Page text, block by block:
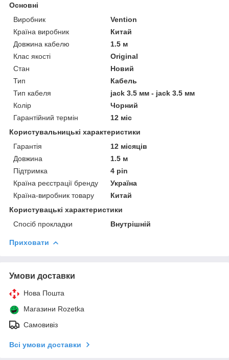
Основні
Виробник
Vention
Країна виробник
Китай
Довжина кабелю
1.5 м
Клас якості
Original
Стан
Новий
Тип
Кабель
Тип кабеля
jack 3.5 мм - jack 3.5 мм
Колір
Чорний
Гарантійний термін
12 міс
Користувальницькі характеристики
Гарантія
12 місяців
Довжина
1.5 м
Підтримка
4 pin
Країна реєстрації бренду
Україна
Країна-виробник товару
Китай
Користувацькi характеристики
Спосіб прокладки
Внутрішній
Приховати
Умови доставки
Нова Пошта
Магазини Rozetka
Самовивіз
Всі умови доставки